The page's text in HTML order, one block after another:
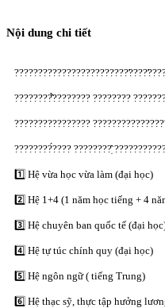
Nội dung chi tiết
????????̂̉???????? ????????
????????????????
????????́???? ????????̣̂
1️⃣ Hệ vừa học vừa làm (đại học)
2️⃣ Hệ 1+4 (1 năm học tiếng + 4
3️⃣ Hệ chuyên ban quốc tế (đại
4️⃣ Hệ tự túc chính quy (đại học)
5️⃣ Hệ ngôn ngữ ( tiếng Trung)
6️⃣ Hệ thạc sỹ, thực tập hưởng